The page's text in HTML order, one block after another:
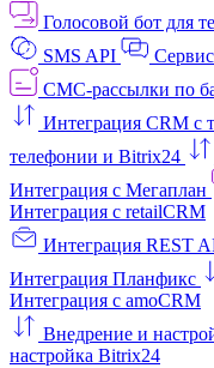
Голосовой бот для
SMS API
СМС-рассылки по
Интеграция CRM с
телефонии и Bitrix24
Интеграция с Мегаплан
Интеграция с retailCRM
Интеграция REST
Интеграция Планфикс
Интеграция с amoCRM
Внедрение и
настройка Bitrix24